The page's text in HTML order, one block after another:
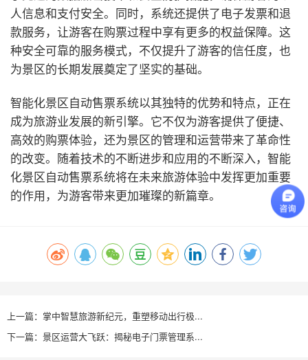
人信息和支付安全。同时，系统还提供了电子发票和退
款服务，让游客在购票过程中享有更多的权益保障。这
种安全可靠的服务模式，不仅提升了游客的信任度，也
为景区的长期发展奠定了坚实的基础。
智能化景区自动售票系统以其独特的优势和特点，正在
成为旅游业发展的新引擎。它不仅为游客提供了便捷、
高效的购票体验，还为景区的管理和运营带来了革命性
的改变。随着技术的不断进步和应用的不断深入，智能
化景区自动售票系统将在未来旅游体验中发挥更加重要
的作用，为游客带来更加璀璨的新篇章。
上一篇：掌中智慧旅游新纪元，重塑移动出行极...
下一篇：景区运营大飞跃：揭秘电子门票管理系...